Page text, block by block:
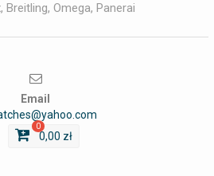
Breitling, Omega, Panerai
Email
0
0,00 zł